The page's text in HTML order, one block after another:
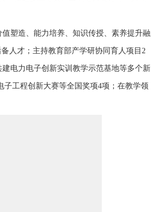
塑造、能力培养、知识传授、素养提升融
人才；主持教育部产学研协同育人项目2
电力电子创新实训教学示范基地等多个新
工程创新大赛等全国奖项4项；在教学领